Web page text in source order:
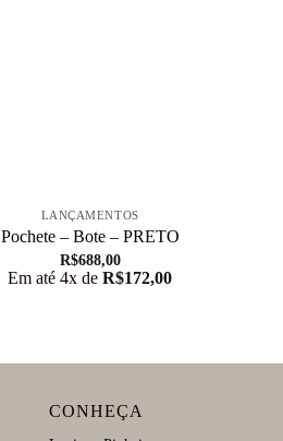
LANÇAMENTOS
Pochete – Bote – PRETO
R$688,00
Em até 4x deR$172,00
CONHEÇA